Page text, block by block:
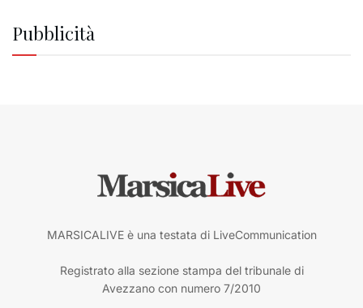
Pubblicità
MARSICALIVE è una testata di LiveCommunication
Registrato alla sezione stampa del tribunale di
Avezzano con numero 7/2010